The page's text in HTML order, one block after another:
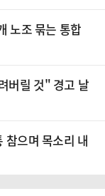
노조 묶는 통합
버릴 것" 경고 날
으며 목소리 내